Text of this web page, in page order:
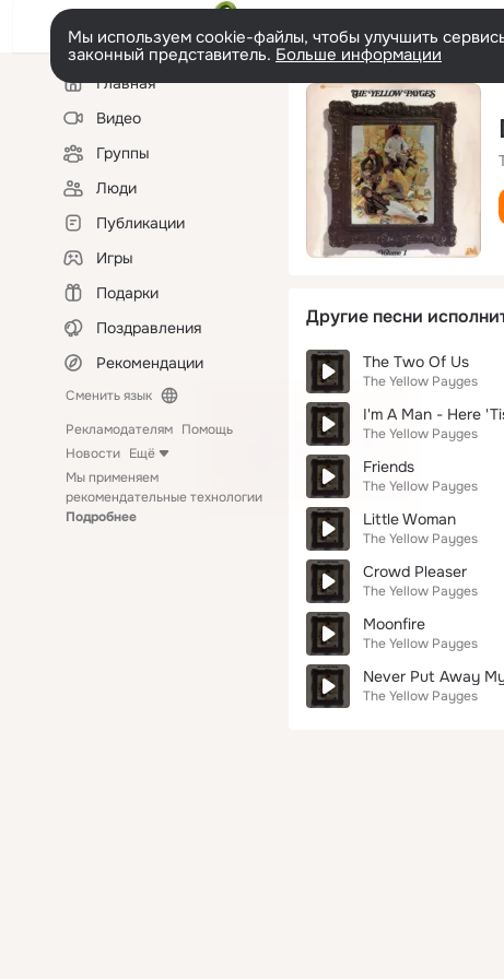
Мы используем cookie-файлы, чтобы улучшить
законный представитель. Больше информации
Левая
колонкаГлавная
Видео
Группы
Люди
Публикации
Игры
Подарки
Поздравления
Рекомендации
Сменить язык
Рекламодателям Помощь
Новости Ещё
Мы применяем
рекомендательные технологии
Подробнее
Другие песни
The Two Of Us
The Yellow Payges
I'm A Man - Here
The Yellow Payges
Friends
The Yellow Payges
Little Woman
The Yellow Payges
Crowd Pleaser
The Yellow Payges
Moonfire
The Yellow Payges
Never Put Away
The Yellow Payges